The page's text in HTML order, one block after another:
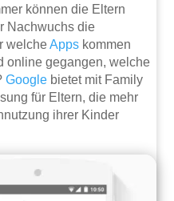
können die Eltern
Nachwuchs die
welcheApps kommen
online gegangen, welche
Google bietet mit Family
für Eltern, die mehr
ihrer Kinder